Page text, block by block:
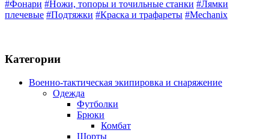
#Фонари #Ножи, топоры и точильные станки #Лямки
плечевые #Подтяжки #Краска и трафареты #Mechanix
Категории
Военно-тактическая экипировка и снаряжение
Одежда
Футболки
Брюки
Комбат
Шорты